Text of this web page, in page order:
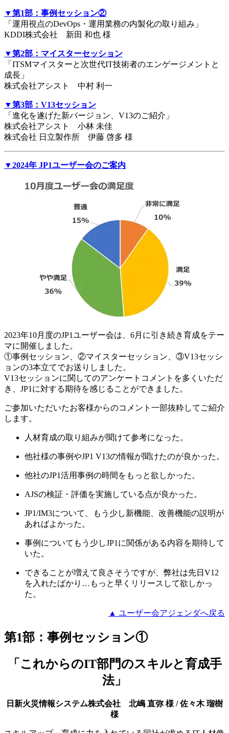
▼第1部：事例セッション②
「運用視点のDevOps・運用業務の内製化の取り組み」
KDDI株式会社 新田 和也 様
▼第2部：マイスターセッション
「ITSMマイスターと次世代IT技術者のエンゲージメントと
成長」
株式会社アシスト 中村 利一
▼第3部：V13セッション
「進化を遂げた新バージョン、V13のご紹介」
株式会社アシスト 小林 未佳
株式会社 日立製作所 伊藤 啓多 様
▼2024年 JP1ユーザー会のご案内
2023年10月度のJP1ユーザー会は、6月に引き続き育成をテー
マに開催しました。
①事例セッション、②マイスターセッション、③V13セッシ
ョンの3本立てでお送りしました。
V13セッションに関してのアンケートコメントを多くいただ
き、JP1に対する期待を感じることができました。
ご参加いただいたお客様からのコメント一部抜粋してご紹介
します。
人材育成の取り組みが聞けて参考になった。
他社様の事例やJP1 V13の情報が聞けたのが良かった。
他社のJP1活用事例の時間をもっと欲しかった。
AJSの検証・評価を実施している点が良かった。
JP1/IM3について、もう少し新機能、改善機能の説明が
あればよかった。
事例についてもう少しJP1に関係がある内容を期待して
いた。
できることが増えて良さそうですが、弊社は先日V12
を入れたばかり…もっと早くリリースして欲しかっ
た。
▲ ユーザー会アジェンダへ戻る
第1部：事例セッション①
「これからのIT部門のスキルと育成手
法」
日新火災情報システム株式会社 北嶋 直弥 様 / 佐々木 瑠樹
様